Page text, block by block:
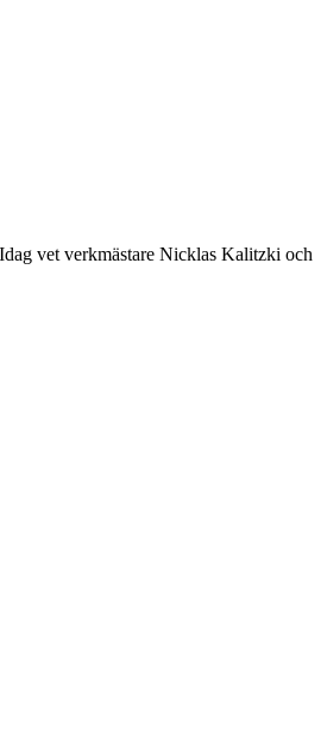
vet verkmästare Nicklas Kalitzki och